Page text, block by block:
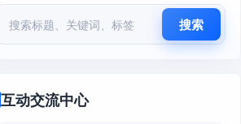
搜索
互动交流中心